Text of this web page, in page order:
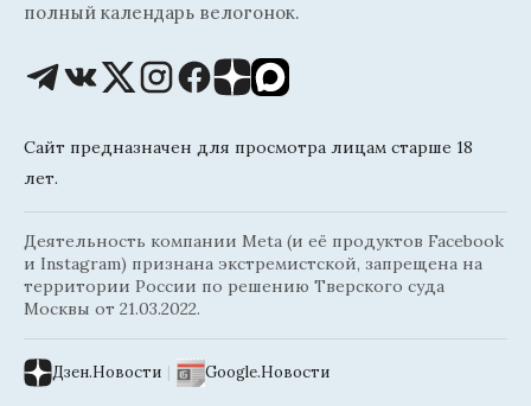
полный календарь велогонок.
Сайт предназначен для просмотра лицам старше 18
лет.
Деятельность компании Meta (и её продуктов Facebook
и Instagram) признана экстремистской, запрещена на
территории России по решению Тверского суда
Москвы от 21.03.2022.
Дзен.Новости | Google.Новости